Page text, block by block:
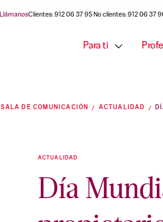
LlámanosClientes: 912 06 37 95 No clientes: 912 06 37
Para ti
SALA DE COMUNICACIÓN ACTUALIDAD
ACTUALIDAD
Día